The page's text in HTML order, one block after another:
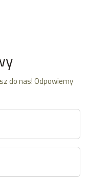
do nas! Odpowiemy